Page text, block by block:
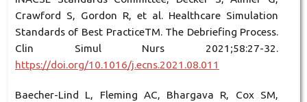
Crawford S, Gordon R, et al. Healthcare Simulation
Standards of Best PracticeTM. The Debriefing Process.
Clin Simul Nurs 2021;58:27-32.
https://doi.org/10.1016/j.ecns.2021.08.011
Baecher-Lind L, Fleming AC, Bhargava R, Cox SM,